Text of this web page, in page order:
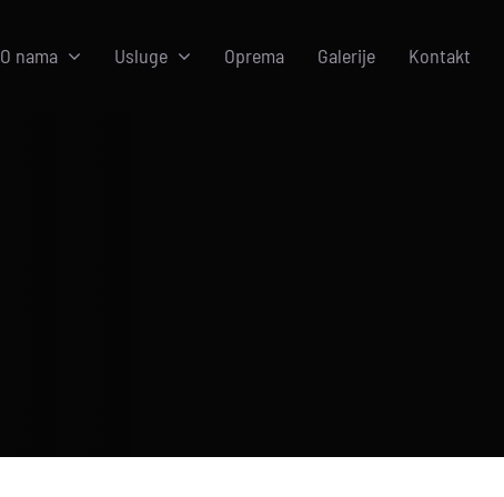
O nama Usluge Oprema Galerije Kontakt